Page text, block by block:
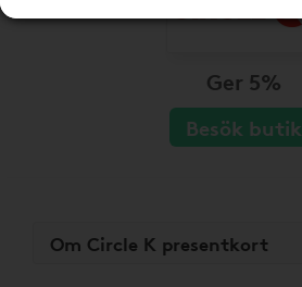
Ger 5%
Besök butik
Om Circle K presentkort